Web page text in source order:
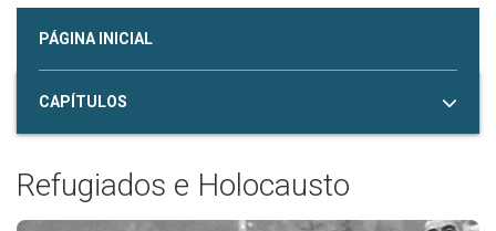
PÁGINA INICIAL
CAPÍTULOS
Refugiados e Holocausto